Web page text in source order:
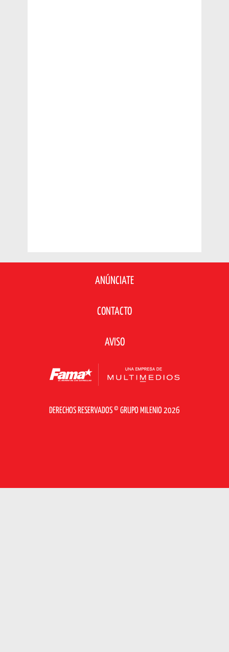
ANÚNCIATE
CONTACTO
AVISO
DERECHOS RESERVADOS © GRUPO MILENIO 2026